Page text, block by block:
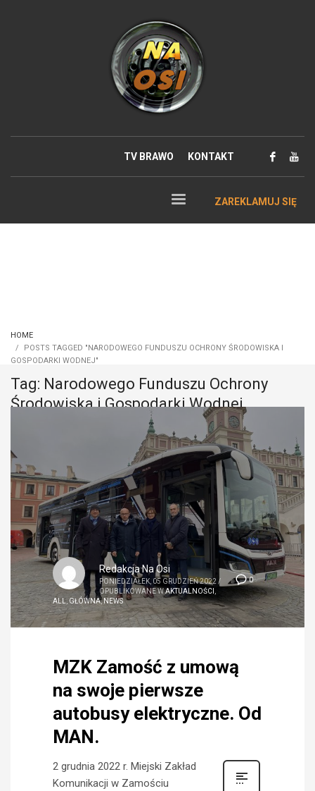
TV BRAWO KONTAKT
ZAREKLAMUJ SIĘ
HOME
POSTS TAGGED "NARODOWEGO FUNDUSZU OCHRONY ŚRODOWISKA I
GOSPODARKI WODNEJ"
Tag: Narodowego Funduszu Ochrony
Środowiska i Gospodarki Wodnej
0
Redakcja Na Osi
PONIEDZIAŁEK, 05 GRUDZIEŃ 2022 /
OPUBLIKOWANE WAKTUALNOŚCI
ALL GŁÓWNA, NEWS
MZK Zamość z umową
na swoje pierwsze
autobusy elektryczne. Od
MAN.
2 grudnia 2022 r. Miejski Zakład
Komunikacji w Zamościu